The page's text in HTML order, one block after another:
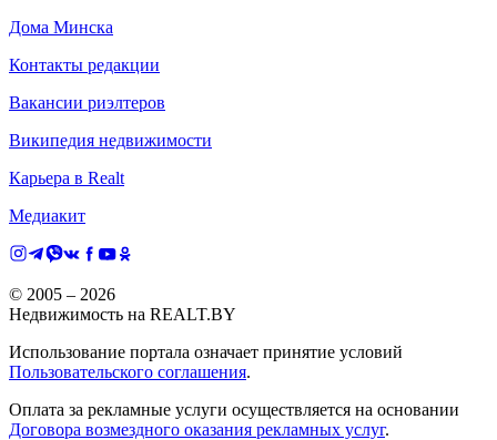
Дома Минска
Контакты редакции
Вакансии риэлтеров
Википедия недвижимости
Карьера в Realt
Медиакит
© 2005 – 2026
Недвижимость на REALT.BY
Использование портала означает принятие условий
Пользовательского соглашения.
Оплата за рекламные услуги осуществляется на основании
Договора возмездного оказания рекламных услуг.